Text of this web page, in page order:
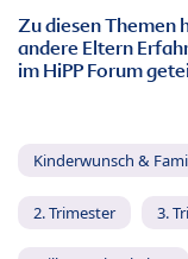
Zu diesen Themen
andere Eltern
im HiPP Forum
Kinderwunsch &
2. Trimester 3.